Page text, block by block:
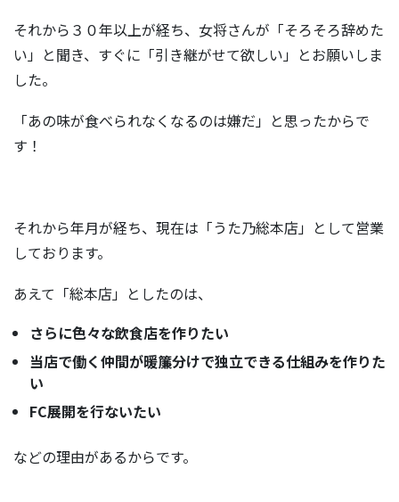
それから３０年以上が経ち、女将さんが「そろそろ辞めた
い」と聞き、すぐに「引き継がせて欲しい」とお願いしま
した。
「あの味が食べられなくなるのは嫌だ」と思ったからで
す！
それから年月が経ち、現在は「うた乃総本店」として営業
しております。
あえて「総本店」としたのは、
さらに色々な飲食店を作りたい
当店で働く仲間が暖簾分けで独立できる仕組みを作りた
い
FC展開を行ないたい
などの理由があるからです。